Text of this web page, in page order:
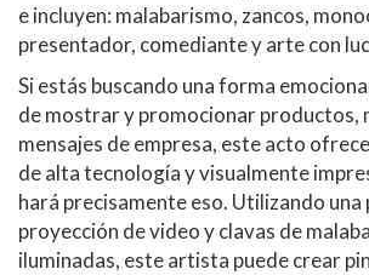
e incluyen: malabarismo, zancos,
presentador, comediante y arte con
Si estás buscando una forma
de mostrar y promocionar productos,
mensajes de empresa, este acto
de alta tecnología y visualmente
hará precisamente eso. Utilizando una
proyección de video y clavas de
iluminadas, este artista puede crear